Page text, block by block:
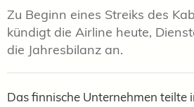
Zu Beginn eines Streiks des
kündigt die Airline heute,
die Jahresbilanz an.
Das finnische Unternehmen teilte